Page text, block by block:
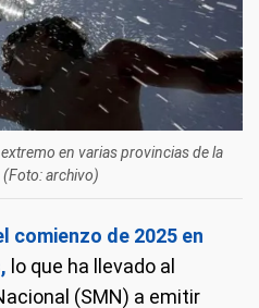
en varias provincias de la
archivo)
comienzo de 2025 en
lo que ha llevado al
(SMN) a emitir